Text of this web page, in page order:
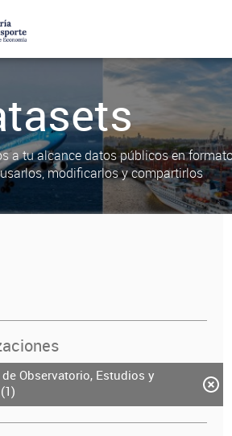
a tu alcance datos públicos en
modificarlos y compartirlos
Observatorio, Estudios y